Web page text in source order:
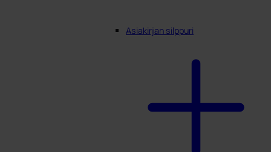
Asiakirjan silppuri